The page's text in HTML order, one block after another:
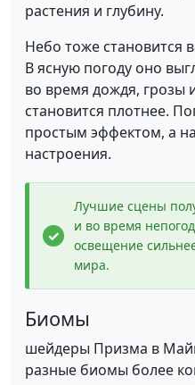
растения и глубину.
Небо тоже становится
В ясную погоду оно
во время дождя, грозы
становится плотнее.
простым эффектом, а
настроения.
Лучшие сцены
и во время
освещение
мира.
Биомы
шейдеры Призма в
разные биомы более